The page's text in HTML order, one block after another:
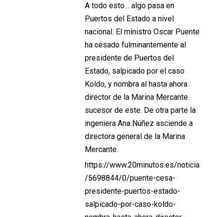
A todo esto… algo pasa en
Puertos del Estado a nivel
nacional. El ministro Oscar Puente
ha cesado fulminantemente al
presidente de Puertos del
Estado, salpicado por el caso
Koldo, y nombra al hasta ahora
director de la Marina Mercante
sucesor de este. De otra parte la
ingeniera Ana Núñez asciende a
directora general de la Marina
Mercante.
https://www.20minutos.es/noticia
/5698844/0/puente-cesa-
presidente-puertos-estado-
salpicado-por-caso-koldo-